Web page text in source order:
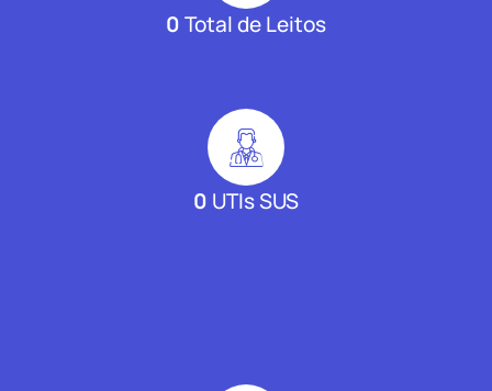
0Total de Leitos
0 UTIs SUS